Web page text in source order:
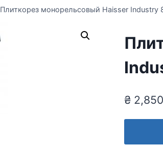
Плиткорез монорельсовый Haisser
₴